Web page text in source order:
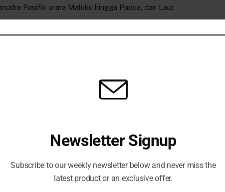
Pasifik utara Maluku hingga Papua, dan Laut
& Aceh, Samudra Hindia selatan Banten, Jawa
Jawa Timur, NTB, serta Perairan Selatan Pulau
tinggi ini berisiko tinggi terhadap keselamatan
transportasi laut, diminta memperhatikan
Newsletter Signup
Subscribe to our weekly newsletter below and never miss the
latest product or an exclusive offer.